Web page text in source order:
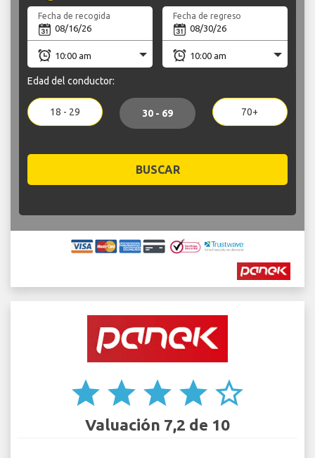
Fecha de recogida Fecha de regreso
Edad del conductor:
18 - 29 30 - 69 70+
BUSCAR
star star star star star_border
Valuación 7,2 de 10